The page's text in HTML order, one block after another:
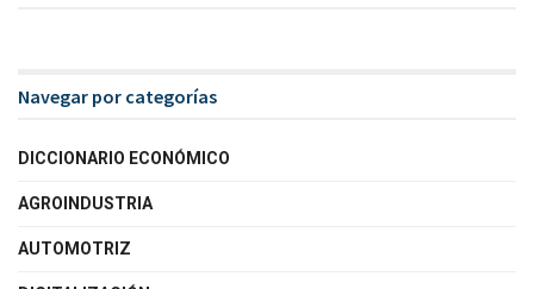
Navegar por categorías
DICCIONARIO ECONÓMICO
AGROINDUSTRIA
AUTOMOTRIZ